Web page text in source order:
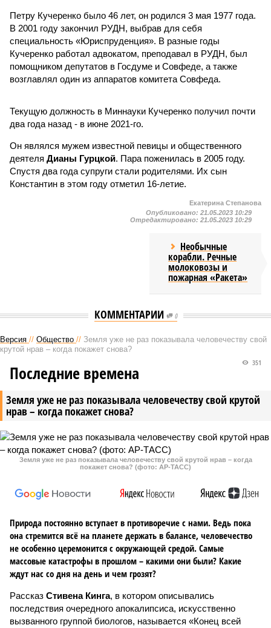
Петру Кучеренко было 46 лет, он родился 3 мая 1977 года.
В 2001 году закончил РУДН, выбрав для себя
специальность «Юриспруденция». В разные годы
Кучеренко работал адвокатом, преподавал в РУДН, был
помощником депутатов в Госдуме и Совфеде, а также
возглавлял один из аппаратов комитета Совфеда.
Текущую должность в Миннауки Кучеренко получил почти
два года назад - в июне 2021-го.
Он являлся мужем известной певицы и общественного
деятеля Дианы Гурцкой. Пара поженилась в 2005 году.
Спустя два года супруги стали родителями. Их сын
Константин в этом году отметил 16-летие.
Екатерина Степанова
Опубликовано: 21.05.2023 10:29
Отредактировано: 21.05.2023 10:29
Необычные
корабли. Речные
молоковозы и
пожарная «Ракета»
КОММЕНТАРИИ 0
Версия // Общество // Земля уже не раз показывала человечеству свой
крутой нрав – когда покажет снова?
Земля уже не раз показывала человечеству свой крутой
нрав – когда покажет снова?
351
Последние времена
Земля уже не раз показывала человечеству свой крутой нрав – когда
покажет снова? (фото: АР-ТАСС)
Природа постоянно вступает в противоречие с нами. Ведь пока
она стремится всё на планете держать в балансе, человечество
не особенно церемонится с окружающей средой. Самые
массовые катастрофы в прошлом – какими они были? Какие
ждут нас со дня на день и чем грозят?
Рассказ Стивена Кинга, в котором описывались
последствия очередного апокалипсиса, искусственно
вызванного группой биологов, называется «Конец всей